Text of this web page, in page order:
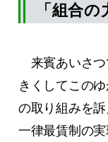
「組合
来賓あいさつ
きくしてこの
の取り組みを
一律最賃制の実